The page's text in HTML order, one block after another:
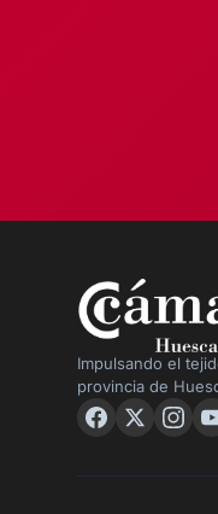
Impulsando el
provincia de